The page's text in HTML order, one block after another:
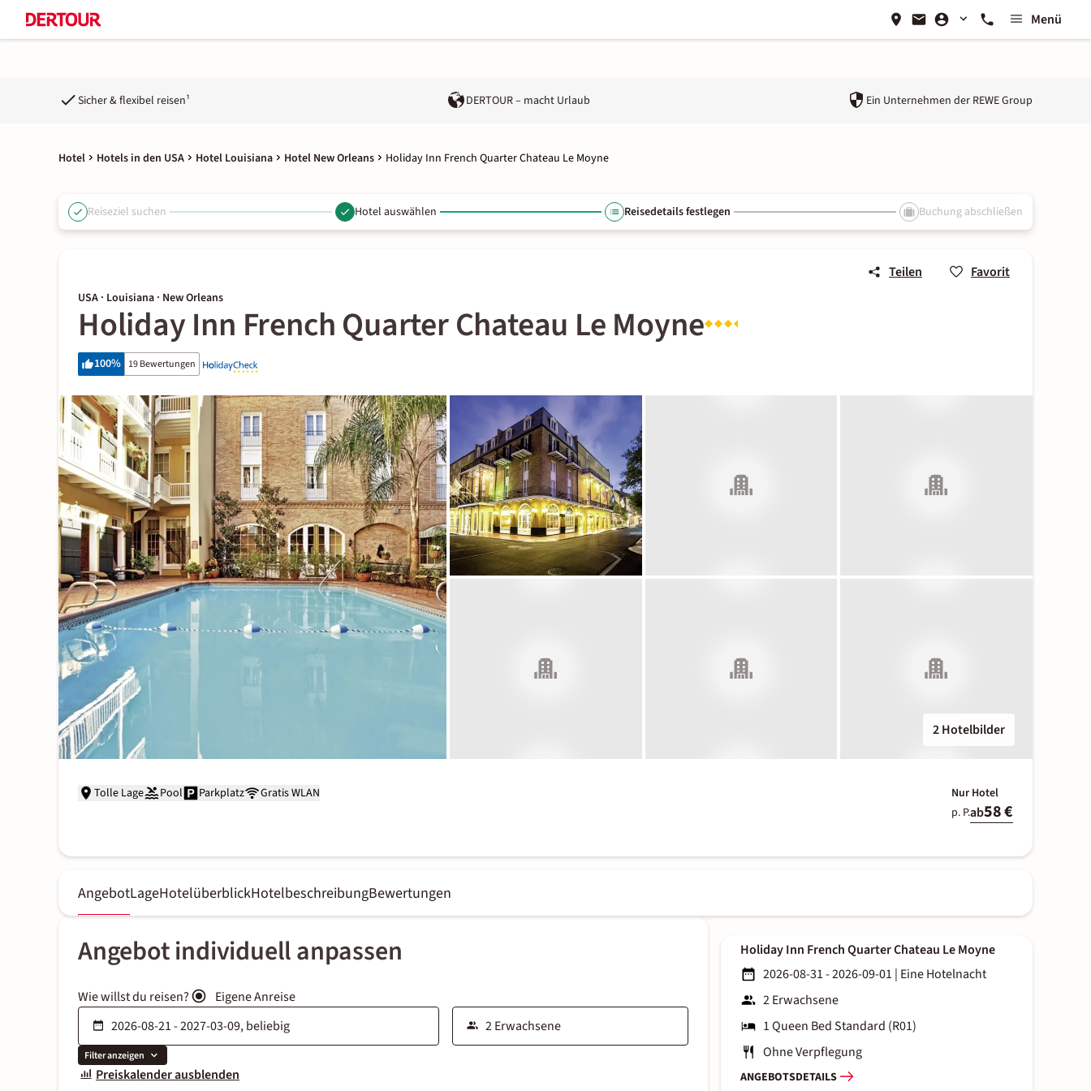
Menü
Sicher & flexibel reisen¹ DERTOUR – macht Urlaub Ein Unternehmen der REWE Group
Hotel Hotels in den USA Hotel Louisiana Hotel New Orleans Holiday Inn French Quarter Chateau Le Moyne
Reiseziel suchen Hotel auswählen Reisedetails festlegen Buchung abschließen
Teilen Favorit
USA · Louisiana · New Orleans
Holiday Inn French Quarter Chateau Le Moyne
100% 19 Bewertungen
2 Hotelbilder
Tolle Lage Pool Parkplatz Gratis WLAN
Nur Hotel
p. P.ab58 €
AngebotLageHotelüberblickHotelbeschreibungBewertungen
Angebot individuell anpassen
Wie willst du reisen? Eigene Anreise
Filter anzeigen
Preiskalender ausblenden
Holiday Inn French Quarter Chateau Le Moyne
2026-08-31 - 2026-09-01 | Eine Hotelnacht
2 Erwachsene
1 Queen Bed Standard (R01)
Ohne Verpflegung
ANGEBOTSDETAILS